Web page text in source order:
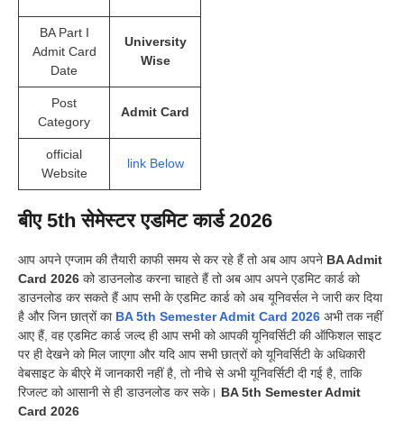
BA Part I
Admit Card
Date
University
Wise
Post
Category
Admit Card
official
Website
link Below
बीए 5th सेमेस्टर एडमिट कार्ड 2026
आप अपने एग्जाम की तैयारी काफी समय से कर रहे हैं तो अब आप अपने BA Admit
Card 2026 को डाउनलोड करना चाहते हैं तो अब आप अपने एडमिट कार्ड को
डाउनलोड कर सकते हैं आप सभी के एडमिट कार्ड को अब यूनिवर्सल ने जारी कर दिया
है और जिन छात्रों का BA 5th Semester Admit Card 2026 अभी तक नहीं
आए हैं, वह एडमिट कार्ड जल्द ही आप सभी को आपकी यूनिवर्सिटी की ऑफिशल साइट
पर ही देखने को मिल जाएगा और यदि आप सभी छात्रों को यूनिवर्सिटी के अधिकारी
वेबसाइट के बीएरे में जानकारी नहीं है, तो नीचे से अभी यूनिवर्सिटी दी गई है, ताकि
रिजल्ट को आसानी से ही डाउनलोड कर सके। BA 5th Semester Admit
Card 2026